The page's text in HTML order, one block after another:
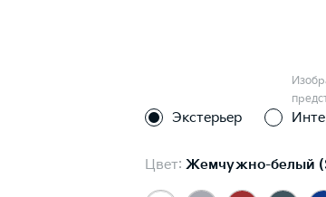
Экстерьер
Цвет: Жемчужно-белый